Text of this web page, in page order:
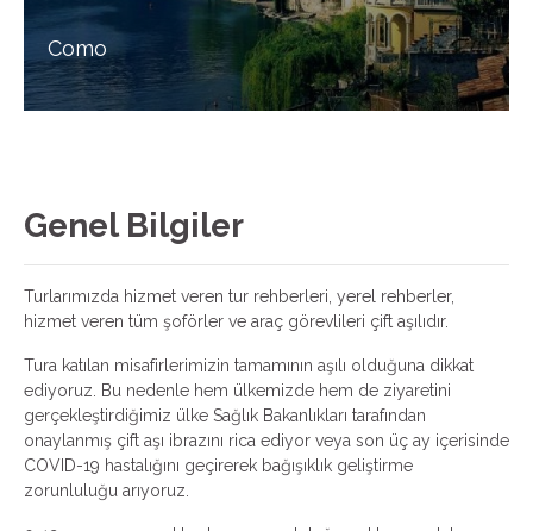
Como
Genel Bilgiler
Turlarımızda hizmet veren tur rehberleri, yerel rehberler,
hizmet veren tüm şoförler ve araç görevlileri çift aşılıdır.
Tura katılan misafirlerimizin tamamının aşılı olduğuna dikkat
ediyoruz. Bu nedenle hem ülkemizde hem de ziyaretini
gerçekleştirdiğimiz ülke Sağlık Bakanlıkları tarafından
onaylanmış çift aşı ibrazını rica ediyor veya son üç ay içerisinde
COVID-19 hastalığını geçirerek bağışıklık geliştirme
zorunluluğu arıyoruz.